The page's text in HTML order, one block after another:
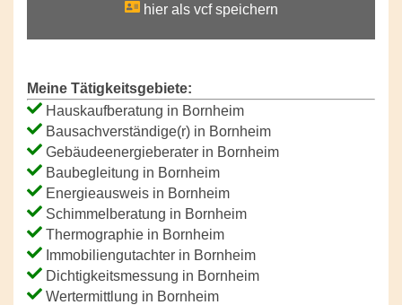
hier als vcf speichern
Meine Tätigkeitsgebiete:
Hauskaufberatung in Bornheim
Bausachverständige(r) in Bornheim
Gebäudeenergieberater in Bornheim
Baubegleitung in Bornheim
Energieausweis in Bornheim
Schimmelberatung in Bornheim
Thermographie in Bornheim
Immobiliengutachter in Bornheim
Dichtigkeitsmessung in Bornheim
Wertermittlung in Bornheim